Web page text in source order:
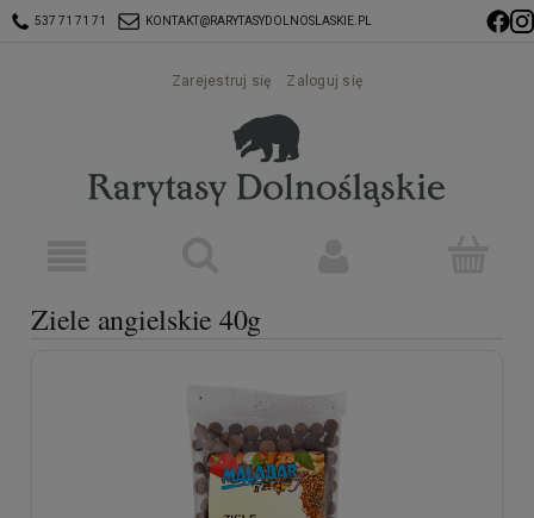
537 71 71 71 KONTAKT@RARYTASYDOLNOSLASKIE.PL
Zarejestruj się Zaloguj się
Ziele angielskie 40g